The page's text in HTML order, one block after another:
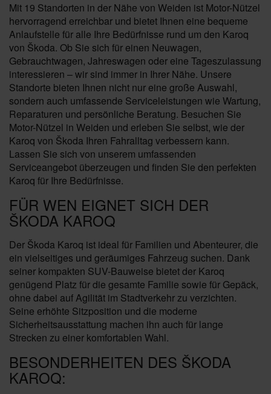
Mit 19 Standorten in der Nähe von Weiden ist Motor-Nützel
hervorragend erreichbar und bietet Ihnen eine bequeme
Anlaufstelle für alle Ihre Bedürfnisse rund um den Karoq
von Škoda. Ob Sie sich für einen Neuwagen,
Gebrauchtwagen, Jahreswagen oder eine Tageszulassung
interessieren – wir sind immer in Ihrer Nähe. Unsere
Standorte bieten Ihnen nicht nur eine große Auswahl,
sondern auch umfassende Serviceleistungen wie Wartung,
Reparaturen und persönliche Beratung. Besuchen Sie
Motor-Nützel in Weiden und erleben Sie selbst, wie der
Karoq von Škoda Ihren Fahralltag verbessern kann.
Lassen Sie sich von unserem umfassenden
Serviceangebot überzeugen und finden Sie den perfekten
Karoq für Ihre Bedürfnisse.
FÜR WEN EIGNET SICH DER
ŠKODA KAROQ
Der Škoda Karoq ist ideal für Familien und Abenteurer, die
ein vielseitiges und geräumiges Fahrzeug suchen. Dank
seiner kompakten SUV-Bauweise bietet der Karoq
genügend Platz für die gesamte Familie sowie für Gepäck,
ohne dabei auf Agilität im Stadtverkehr zu verzichten.
Seine erhöhte Sitzposition und die moderne
Sicherheitsausstattung machen ihn auch für lange
Strecken zu einer komfortablen Wahl.
BESONDERHEITEN DES ŠKODA
KAROQ: